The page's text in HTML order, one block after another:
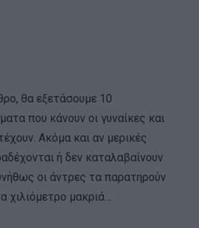
θα εξετάσουμε 10
που κάνουν οι γυναίκες και
Ακόμα και αν μερικές
ή δεν καταλαβαίνουν
οι άντρες τα παρατηρούν
χιλιόμετρο μακριά…